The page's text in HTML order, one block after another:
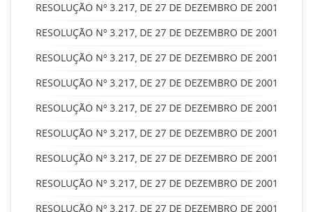
RESOLUÇÃO Nº 3.217, DE 27 DE DEZEMBRO DE 2001
RESOLUÇÃO Nº 3.217, DE 27 DE DEZEMBRO DE 2001
RESOLUÇÃO Nº 3.217, DE 27 DE DEZEMBRO DE 2001
RESOLUÇÃO Nº 3.217, DE 27 DE DEZEMBRO DE 2001
RESOLUÇÃO Nº 3.217, DE 27 DE DEZEMBRO DE 2001
RESOLUÇÃO Nº 3.217, DE 27 DE DEZEMBRO DE 2001
RESOLUÇÃO Nº 3.217, DE 27 DE DEZEMBRO DE 2001
RESOLUÇÃO Nº 3.217, DE 27 DE DEZEMBRO DE 2001
RESOLUÇÃO Nº 3.217, DE 27 DE DEZEMBRO DE 2001